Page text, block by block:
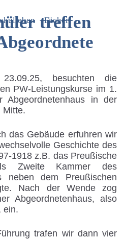
Fächer
treffen
besuchten die
PW-Leistungskurse im 1.
Abgeordnetenhaus in der
Mitte.
das Gebäude erfuhren wir
Geschichte des
1918 z.B. das Preußische
Zweite Kammer des
neben dem Preußischen
Nach der Wende zog
Abgeordnetenhaus, also
ein.
trafen wir dann vier